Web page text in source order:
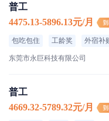
普工
4475.13-5896.13元/月
包吃包住 工龄奖 外宿补
东莞市永巨科技有限公司
普工
4669.32-5789.32元/月